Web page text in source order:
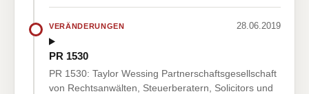
VERÄNDERUNGEN 28.06.2019
PR 1530
PR 1530: Taylor Wessing Partnerschaftsgesellschaft
von Rechtsanwälten, Steuerberatern, Solicitors und